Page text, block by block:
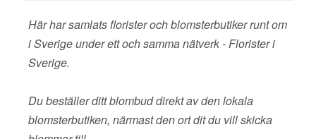
Här har samlats florister och blomsterbutiker runt om
i Sverige under ett och samma nätverk - Florister i
Sverige.
Du beställer ditt blombud direkt av den lokala
blomsterbutiken, närmast den ort dit du vill skicka